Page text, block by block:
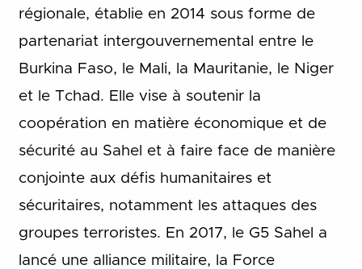
régionale, établie en 2014 sous forme de
partenariat intergouvernemental entre le
Burkina Faso, le Mali, la Mauritanie, le Niger
et le Tchad. Elle vise à soutenir la
coopération en matière économique et de
sécurité au Sahel et à faire face de manière
conjointe aux défis humanitaires et
sécuritaires, notamment les attaques des
groupes terroristes. En 2017, le G5 Sahel a
lancé une alliance militaire, la Force